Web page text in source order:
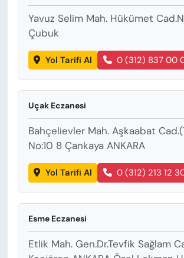
Yavuz Selim Mah. Hükümet
Çubuk
Yol Tarifi Al 0 (312) 837 00
Uçak Eczanesi
Bahçelievler Mah. Aşkaabat
No:10 8 Çankaya ANKARA
Yol Tarifi Al 0 (312) 213 12
Esme Eczanesi
Etlik Mah. Gen.Dr.Tevfik Sağlam